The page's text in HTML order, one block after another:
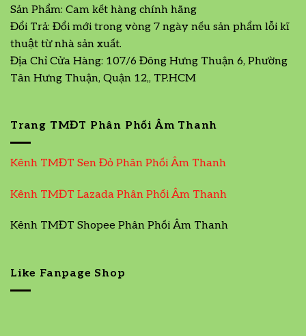
Sản Phẩm: Cam kết hàng chính hãng
Đổi Trả: Đổi mới trong vòng 7 ngày nếu sản phẩm lỗi kĩ
thuật từ nhà sản xuất.
Địa Chỉ Cửa Hàng: 107/6 Đông Hưng Thuận 6, Phường
Tân Hưng Thuận, Quận 12,, TP.HCM
Trang TMĐT Phân Phối Âm Thanh
Kênh TMĐT Sen Đỏ Phân Phối Âm Thanh
Kênh TMĐT Lazada Phân Phối Âm Thanh
Kênh TMĐT Shopee Phân Phối Âm Thanh
Like Fanpage Shop